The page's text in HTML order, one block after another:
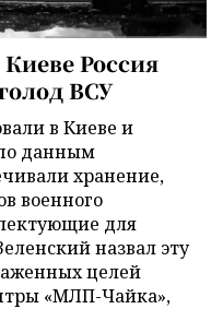
Россия
ВСУ
в Киеве и
данным
хранение,
военного
для
назвал эту
целей
«МЛП-Чайка»,